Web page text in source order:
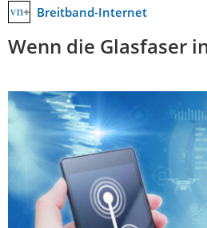
Breitband-Internet
Wenn die Glasfaser